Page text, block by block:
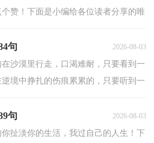
赞！下面是小编给各位读者分享的唯
句 2026-08-03
沙漠里行走，口渴难耐，只要看到一
境中挣扎的伤痕累累的，只要听到一
句 2026-08-03
扯淡你的生活，我过自己的人生！下